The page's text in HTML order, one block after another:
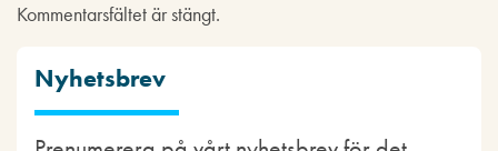
Kommentarsfältet är stängt.
Nyhetsbrev